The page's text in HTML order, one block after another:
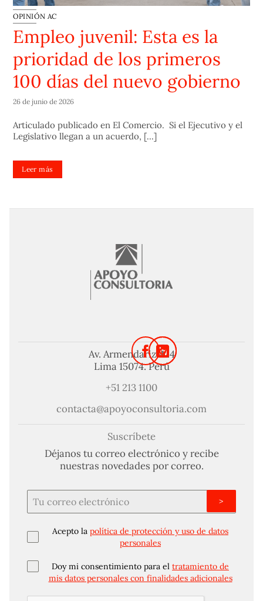
OPINIÓN AC
Empleo juvenil: Esta es la
prioridad de los primeros
100 días del nuevo gobierno
26 de junio de 2026
Articulado publicado en El Comercio. Si el Ejecutivo y el
Legislativo llegan a un acuerdo, [...]
Leer más
Av. Armendariz 424
Lima 15074. Perú
+51 213 1100
contacta@apoyoconsultoria.com
Suscríbete
Déjanos tu correo electrónico y recibe
nuestras novedades por correo.
Acepto la política de protección y uso de datos
personales
Doy mi consentimiento para el tratamiento de
mis datos personales con finalidades adicionales
>